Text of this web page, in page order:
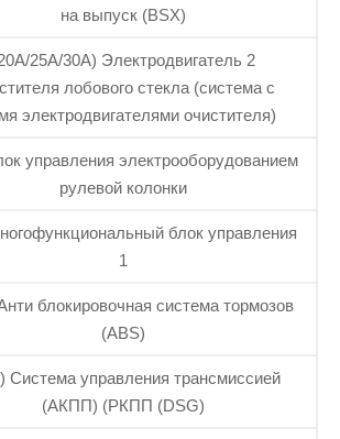
на выпуск (BSX)
25A/30A) Электродвигатель 2
лобового стекла (система с
электродвигателями очистителя)
управления электрооборудованием
рулевой колонки
блок управления
1
блокировочная система тормозов
(ABS)
Система управления трансмиссией
(АКПП) (РКПП (DSG)